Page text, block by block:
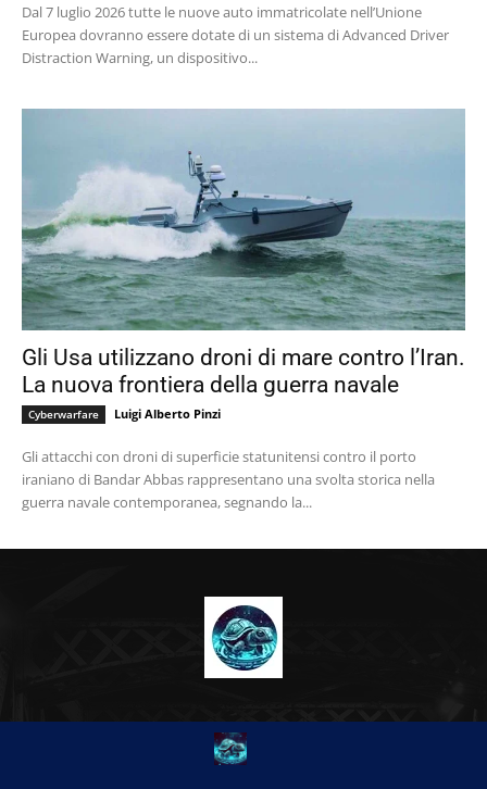
Dal 7 luglio 2026 tutte le nuove auto immatricolate nell’Unione
Europea dovranno essere dotate di un sistema di Advanced Driver
Distraction Warning, un dispositivo...
Gli Usa utilizzano droni di mare contro l’Iran.
La nuova frontiera della guerra navale
Cyberwarfare Luigi Alberto Pinzi
Gli attacchi con droni di superficie statunitensi contro il porto
iraniano di Bandar Abbas rappresentano una svolta storica nella
guerra navale contemporanea, segnando la...
CHI SIAMO